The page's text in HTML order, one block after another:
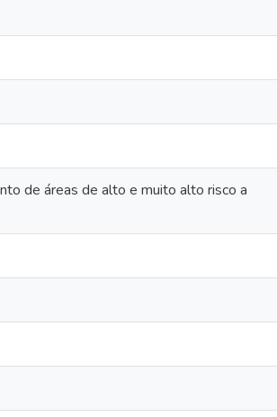
de áreas de alto e muito alto risco a